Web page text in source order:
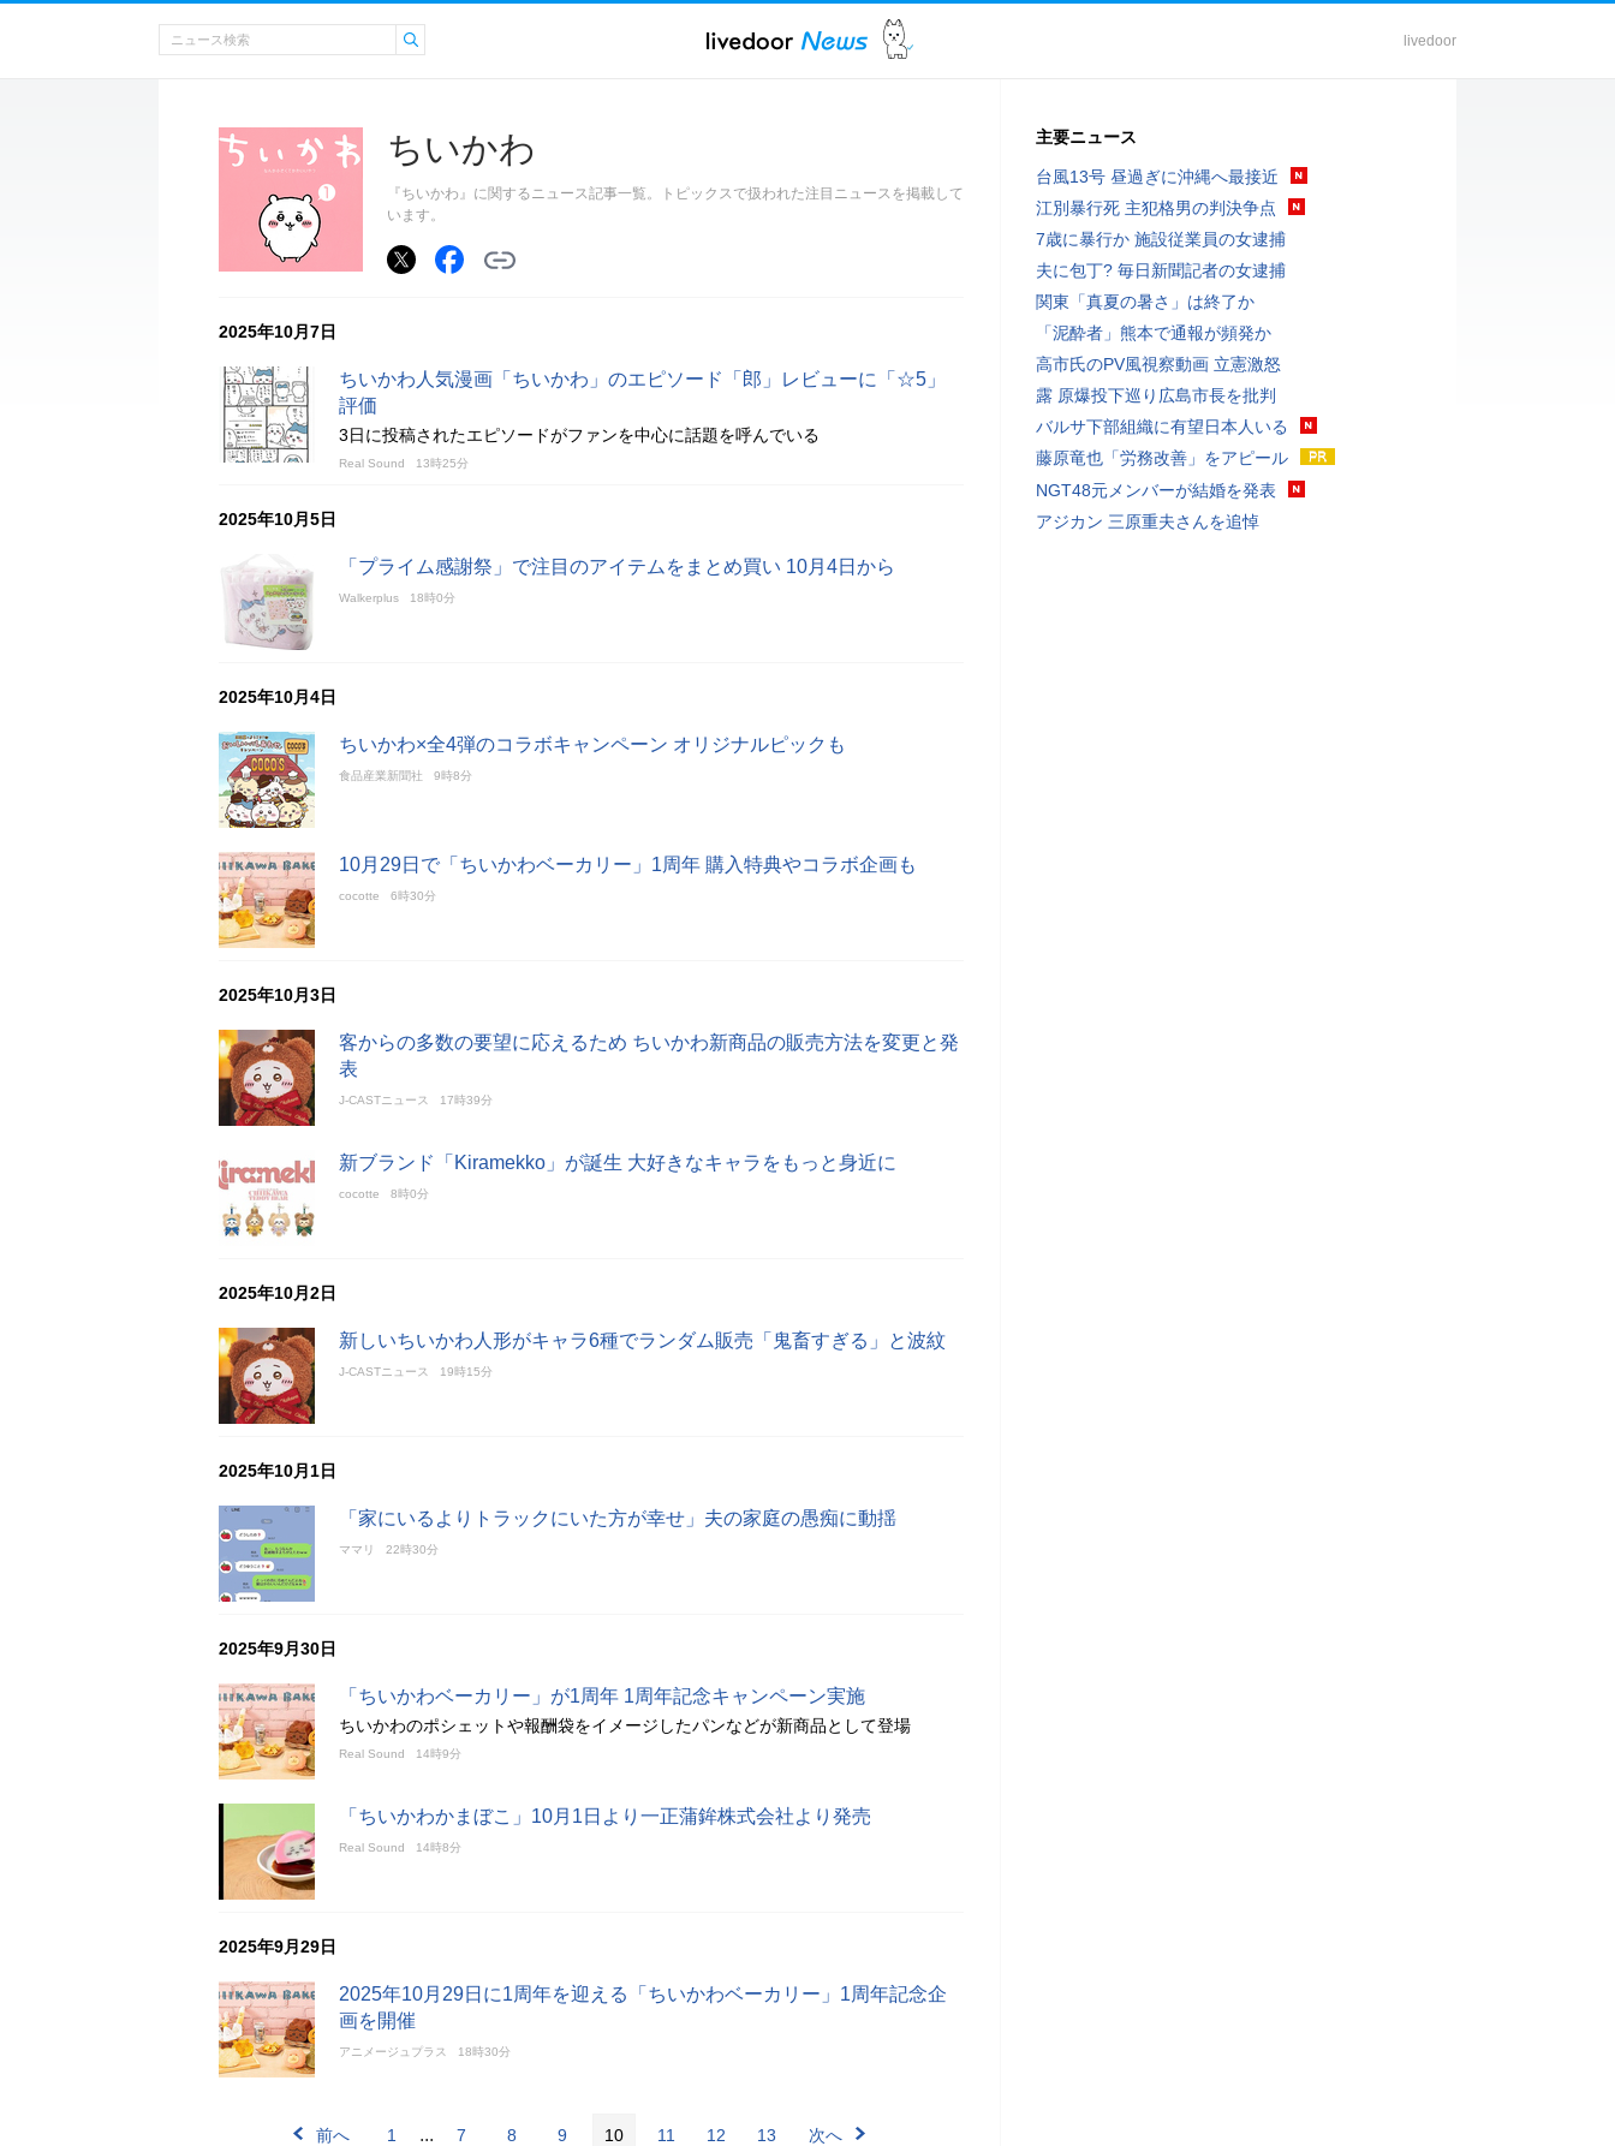
livedoor
ちいかわ
『ちいかわ』に関するニュース記事一覧。トピックスで扱われた注目ニュースを掲載して
います。
2025年10月7日
ちいかわ人気漫画「ちいかわ」のエピソード「郎」レビューに「☆5」
評価
3日に投稿されたエピソードがファンを中心に話題を呼んでいる
Real Sound 13時25分
2025年10月5日
「プライム感謝祭」で注目のアイテムをまとめ買い 10月4日から
Walkerplus 18時0分
2025年10月4日
ちいかわ×全4弾のコラボキャンペーン オリジナルピックも
食品産業新聞社 9時8分
10月29日で「ちいかわベーカリー」1周年 購入特典やコラボ企画も
cocotte 6時30分
2025年10月3日
客からの多数の要望に応えるため ちいかわ新商品の販売方法を変更と発
表
J-CASTニュース 17時39分
新ブランド「Kiramekko」が誕生 大好きなキャラをもっと身近に
cocotte 8時0分
2025年10月2日
新しいちいかわ人形がキャラ6種でランダム販売「鬼畜すぎる」と波紋
J-CASTニュース 19時15分
2025年10月1日
「家にいるよりトラックにいた方が幸せ」夫の家庭の愚痴に動揺
ママリ 22時30分
2025年9月30日
「ちいかわベーカリー」が1周年 1周年記念キャンペーン実施
ちいかわのポシェットや報酬袋をイメージしたパンなどが新商品として登場
Real Sound 14時9分
「ちいかわかまぼこ」10月1日より一正蒲鉾株式会社より発売
Real Sound 14時8分
2025年9月29日
2025年10月29日に1周年を迎える「ちいかわベーカリー」1周年記念企
画を開催
アニメージュプラス 18時30分
前へ 1 ... 7 8 9 10 11 12 13 次へ
主要ニュース
台風13号 昼過ぎに沖縄へ最接近
江別暴行死 主犯格男の判決争点
7歳に暴行か 施設従業員の女逮捕
夫に包丁? 毎日新聞記者の女逮捕
関東「真夏の暑さ」は終了か
「泥酔者」熊本で通報が頻発か
高市氏のPV風視察動画 立憲激怒
露 原爆投下巡り広島市長を批判
バルサ下部組織に有望日本人いる
藤原竜也「労務改善」をアピール
NGT48元メンバーが結婚を発表
アジカン 三原重夫さんを追悼